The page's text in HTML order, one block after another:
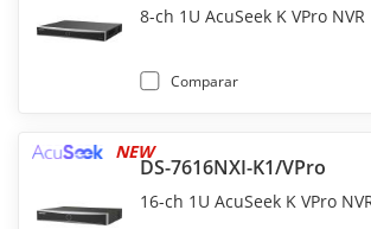
8-ch 1U AcuSeek K VPro NVR
Comparar
DS-7616NXI-K1/VPro
NEW
16-ch 1U AcuSeek K VPro